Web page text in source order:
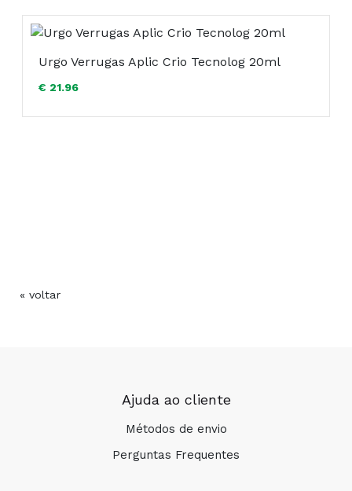
Urgo Verrugas Aplic Crio Tecnolog 20ml
€ 21.96
« voltar
Ajuda ao cliente
Métodos de envio
Perguntas Frequentes